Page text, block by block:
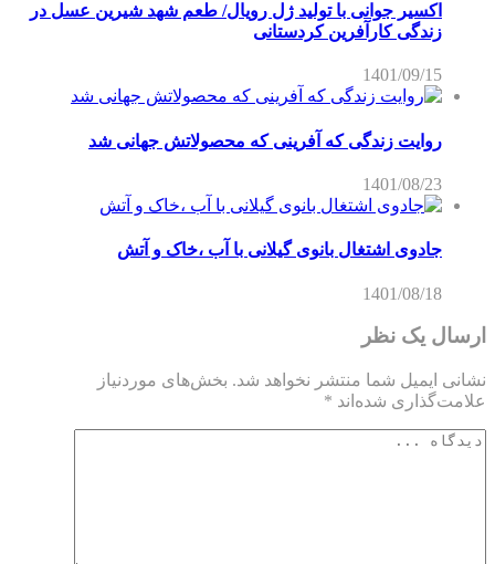
اکسیر جوانی با تولید ژل رویال/ طعم شهد شیرین عسل‌ در
زندگی کارآفرین کردستانی
1401/09/15
روایت زندگی که آفرینی که محصولاتش جهانی شد
1401/08/23
جادوی اشتغال بانوی گیلانی با آب ،خاک و آتش
1401/08/18
ارسال یک نظر
نشانی ایمیل شما منتشر نخواهد شد. بخش‌های موردنیاز
علامت‌گذاری شده‌اند *